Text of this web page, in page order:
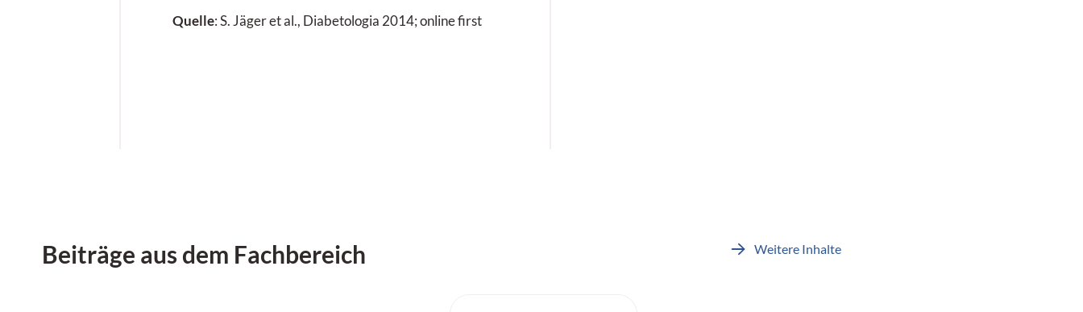
Quelle: S. Jäger et al., Diabetologia 2014; online first
Beiträge aus dem Fachbereich Weitere Inhalte